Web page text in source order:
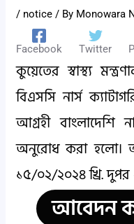
/ notice / By Monowara
Facebook Twitter
কুয়েতের স্বাস্থ্য
বিএসসি নার্স
আগ্রহী বাংলাদেশি
অনুরোধ করা হলো।
১৫/০২/২০২৪ খ্রি. দুপর
আবেদন